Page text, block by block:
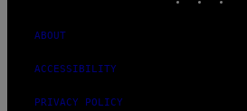
ABOUT
ACCESSIBILITY
PRIVACY POLICY